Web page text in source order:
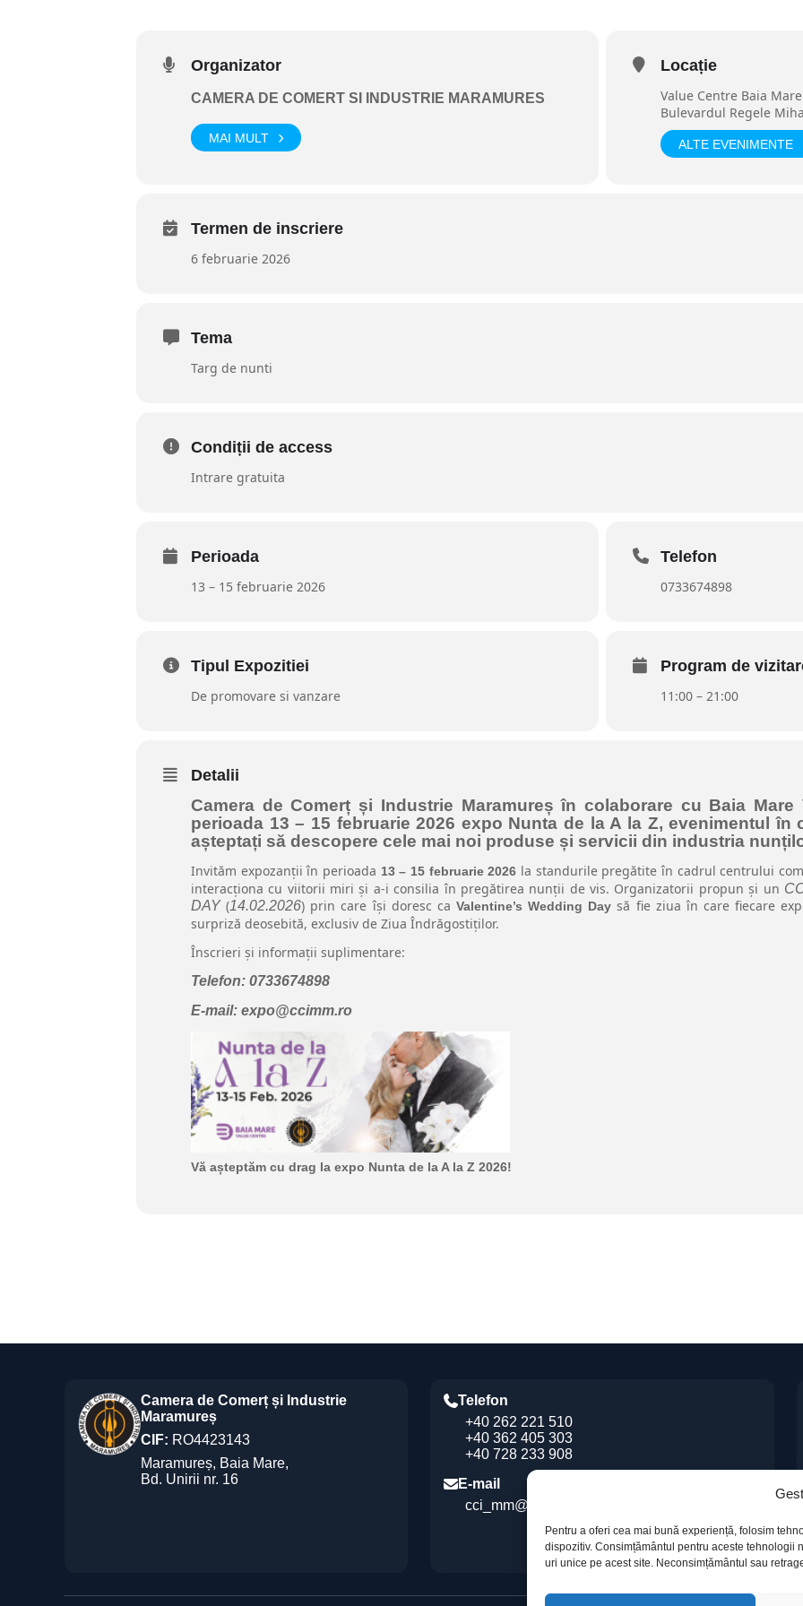
Pentru a oferi cea mai bună experiență, folosim
dispozitiv. Consimțământul pentru aceste tehnologii
uri unice pe acest site. Neconsimțământul sau
Organizator
CAMERA DE COMERT SI INDUSTRIE MARAMURES
MAI MULT
Locație
Value Centre Baia Mare
Bulevardul Regele
ALTE EVENIMENTE
Termen de inscriere
6 februarie 2026
Tema
Targ de nunti
Condiții de access
Intrare gratuita
Perioada
13 – 15 februarie 2026
Telefon
0733674898
Tipul Expozitiei
De promovare si vanzare
Program de
11:00 – 21:00
Detalii
Camera de Comerț și Industrie Maramureș în colaborare cu Baia Mare
perioada 13 – 15 februarie 2026 expo Nunta de la A la Z, evenimentul
așteptați să descopere cele mai noi produse și servicii din industria
Invităm expozanții în perioada 13 – 15 februarie 2026 la standurile pregătite în cadrul centrului
interacționa cu viitorii miri și a-i consilia în pregătirea nunții de vis. Organizatorii propun și un
DAY(14.02.2026) prin care își doresc ca Valentine’s Wedding Daysă fie ziua în care fiecare
surpriză deosebită, exclusiv de Ziua Îndrăgostiților.
Înscrieri și informații suplimentare:
Telefon: 0733674898
E-mail: expo@ccimm.ro
Vă așteptăm cu drag la expo Nunta de la A la Z 2026!
Camera de Comerț și Industrie
Maramureș
CIF: RO4423143
Maramureș, Baia Mare,
Bd. Unirii nr. 16
Telefon
+40 262 221 510
+40 362 405 303
+40 728 233 908
E-mail
cci_mm@ccimm.ro